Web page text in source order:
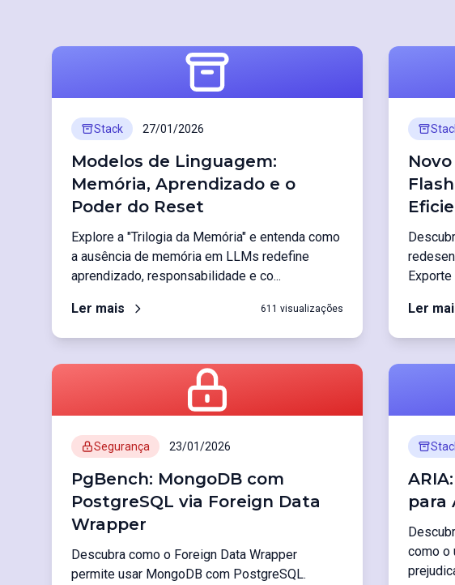
Stack 27/01/2026
Modelos de Linguagem:
Memória, Aprendizado e o
Poder do Reset
Explore a "Trilogia da Memória" e entenda como
a ausência de memória em LLMs redefine
aprendizado, responsabilidade e co...
Ler mais 611 visualizações Ler
Segurança 23/01/2026
PgBench: MongoDB com
PostgreSQL via Foreign Data
Wrapper
Descubra como o Foreign Data Wrapper
permite usar MongoDB com PostgreSQL.
para
como o